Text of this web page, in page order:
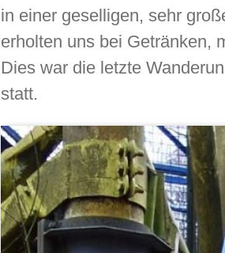
in einer geselligen, sehr
erholten uns bei Getränken,
Dies war die letzte
statt.